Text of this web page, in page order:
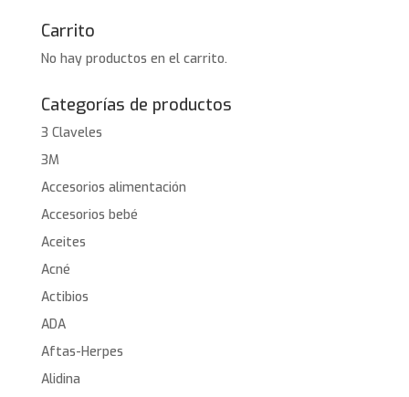
Carrito
No hay productos en el carrito.
Categorías de productos
3 Claveles
3M
Accesorios alimentación
Accesorios bebé
Aceites
Acné
Actibios
ADA
Aftas-Herpes
Alidina